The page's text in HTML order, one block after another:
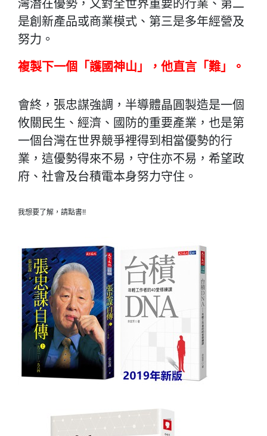
灣潛在優勢，又對全世界重要的行業、第二
是創新產品或商業模式、第三是多年經營及
努力。
複製下一個「護國神山」，他直言「難」。
會終，張忠謀強調，半導體晶圓製造是一個
攸關民生、經濟、國防的重要產業，也是第
一個台灣在世界競爭裡得到相當優勢的行
業，這優勢得來不易，守住亦不易，希望政
府、社會及台積電本身努力守住。
我想要了解，請點書!!